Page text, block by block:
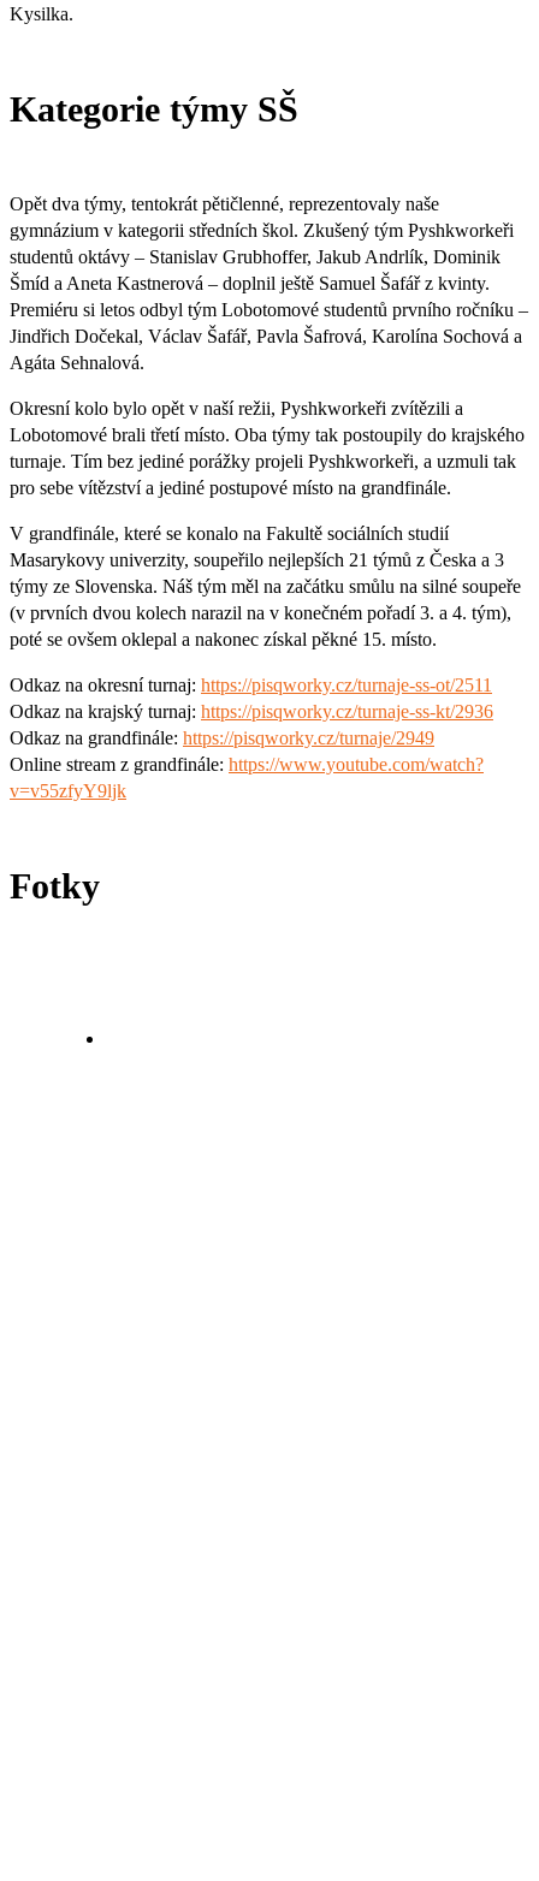
Kysilka.
Kategorie týmy SŠ
Opět dva týmy, tentokrát pětičlenné, reprezentovaly naše
gymnázium v kategorii středních škol. Zkušený tým Pyshkworkeři
studentů oktávy – Stanislav Grubhoffer, Jakub Andrlík, Dominik
Šmíd a Aneta Kastnerová – doplnil ještě Samuel Šafář z kvinty.
Premiéru si letos odbyl tým Lobotomové studentů prvního ročníku –
Jindřich Dočekal, Václav Šafář, Pavla Šafrová, Karolína Sochová a
Agáta Sehnalová.
Okresní kolo bylo opět v naší režii, Pyshkworkeři zvítězili a
Lobotomové brali třetí místo. Oba týmy tak postoupily do krajského
turnaje. Tím bez jediné porážky projeli Pyshkworkeři, a uzmuli tak
pro sebe vítězství a jediné postupové místo na grandfinále.
V grandfinále, které se konalo na Fakultě sociálních studií
Masarykovy univerzity, soupeřilo nejlepších 21 týmů z Česka a 3
týmy ze Slovenska. Náš tým měl na začátku smůlu na silné soupeře
(v prvních dvou kolech narazil na v konečném pořadí 3. a 4. tým),
poté se ovšem oklepal a nakonec získal pěkné 15. místo.
Odkaz na okresní turnaj: https://pisqworky.cz/turnaje-ss-ot/2511
Odkaz na krajský turnaj: https://pisqworky.cz/turnaje-ss-kt/2936
Odkaz na grandfinále: https://pisqworky.cz/turnaje/2949
Online stream z grandfinále: https://www.youtube.com/watch?
v=v55zfyY9ljk
Fotky